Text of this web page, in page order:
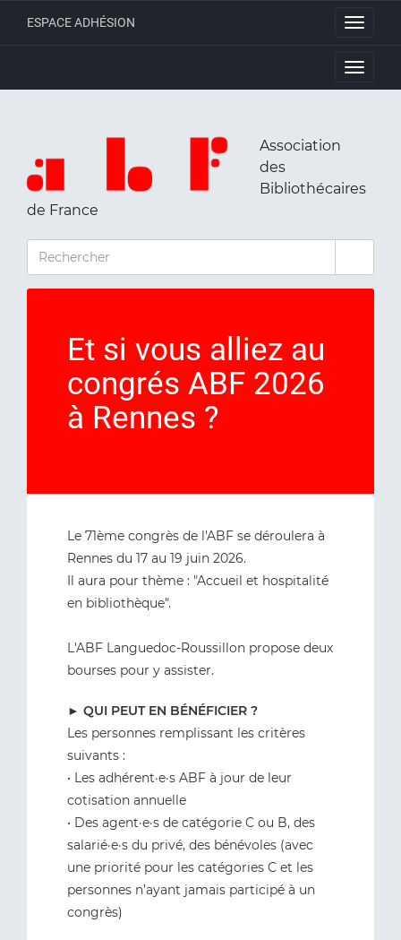
Toggle
ESPACE ADHÉSION
Toggle
Association
des
Bibliothécaires
de France
RECHERCHER
Et si vous alliez au
congrés ABF 2026
à Rennes ?
Le 71ème congrès de l'ABF se déroulera à
Rennes du 17 au 19 juin 2026.
Il aura pour thème : "Accueil et hospitalité
en bibliothèque".
L'ABF Languedoc-Roussillon propose deux
bourses pour y assister.
► QUI PEUT EN BÉNÉFICIER ?
Les personnes remplissant les critères
suivants :
• Les adhérent·e·s ABF à jour de leur
cotisation annuelle
• Des agent·e·s de catégorie C ou B, des
salarié·e·s du privé, des bénévoles (avec
une priorité pour les catégories C et les
personnes n’ayant jamais participé à un
congrès)